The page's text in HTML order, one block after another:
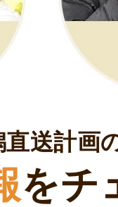
直送計画
をチ